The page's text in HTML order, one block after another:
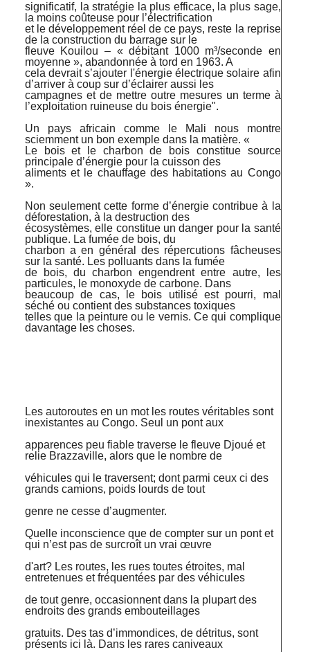
significatif, la stratégie la plus efficace, la plus sage,
la moins coûteuse pour l’électrification
et le développement réel de ce pays, reste la reprise
de la construction du barrage sur le
fleuve Kouilou – « débitant 1000 m³/seconde en
moyenne », abandonnée à tord en 1963. A
cela devrait s’ajouter l'énergie électrique solaire afin
d’arriver à coup sur d’éclairer aussi les
campagnes et de mettre outre mesures un terme à
l’exploitation ruineuse du bois énergie".
Un pays africain comme le Mali nous montre
sciemment un bon exemple dans la matière. «
Le bois et le charbon de bois constitue source
principale d’énergie pour la cuisson des
aliments et le chauffage des habitations au Congo
».
Non seulement cette forme d’énergie contribue à la
déforestation, à la destruction des
écosystèmes, elle constitue un danger pour la santé
publique. La fumée de bois, du
charbon a en général des répercutions fâcheuses
sur la santé. Les polluants dans la fumée
de bois, du charbon engendrent entre autre, les
particules, le monoxyde de carbone. Dans
beaucoup de cas, le bois utilisé est pourri, mal
séché ou contient des substances toxiques
telles que la peinture ou le vernis. Ce qui complique
davantage les choses.
Les autoroutes en un mot les routes véritables sont
inexistantes au Congo. Seul un pont aux
apparences peu fiable traverse le fleuve Djoué et
relie Brazzaville, alors que le nombre de
véhicules qui le traversent; dont parmi ceux ci des
grands camions, poids lourds de tout
genre ne cesse d’augmenter.
Quelle inconscience que de compter sur un pont et
qui n’est pas de surcroît un vrai œuvre
d'art? Les routes, les rues toutes étroites, mal
entretenues et fréquentées par des véhicules
de tout genre, occasionnent dans la plupart des
endroits des grands embouteillages
gratuits. Des tas d’immondices, de détritus, sont
présents ici là. Dans les rares caniveaux